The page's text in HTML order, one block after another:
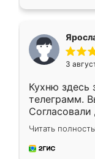
3
Кухню здесь
телеграмм.
недели
довольны
мебель за
Читать